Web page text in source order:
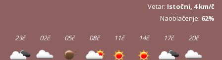
Vetar: Istočni, 4 km/č
Naoblačenje: 62%
23č 02č 05č 08č 11č 14č 17č 20č